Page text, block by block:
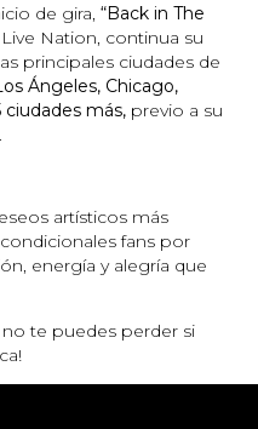
de gira,“Back in The
Nation, continua su
principales ciudades de
Ángeles, Chicago,
ciudades más, previo a su
artísticos más
fans por
energía y alegría que
no te puedes perder si